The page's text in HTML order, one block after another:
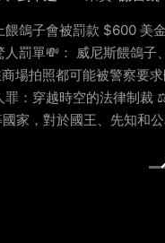
鴿子會被罰款 $600
罰單💸： 威尼斯餵鴿
場拍照都可能被警察
：穿越時空的法律制
，對於國王、先知和公